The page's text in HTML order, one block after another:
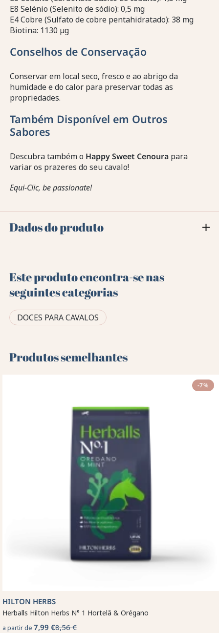
E8 Selénio (Selenito de sódio): 0,5 mg
E4 Cobre (Sulfato de cobre pentahidratado): 38 mg
Biotina: 1130 µg
Conselhos de Conservação
Conservar em local seco, fresco e ao abrigo da
humidade e do calor para preservar todas as
propriedades.
Também Disponível em Outros
Sabores
Descubra também o Happy Sweet Cenoura para
variar os prazeres do seu cavalo!
Equi-Clic, be passionate!
Dados do produto
Este produto encontra-se nas
seguintes categorias
DOCES PARA CAVALOS
Produtos semelhantes
-7%
HILTON HERBS
Herballs Hilton Herbs N° 1 Hortelã & Orégano
a partir de 7,99 €8,56 €